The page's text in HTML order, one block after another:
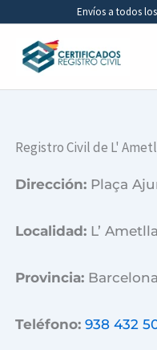
contenido
Envíos a todos los
Registro Civil de L'
Dirección: Plaça
Localidad: L’
Provincia: Barcelona
Teléfono: 938 432